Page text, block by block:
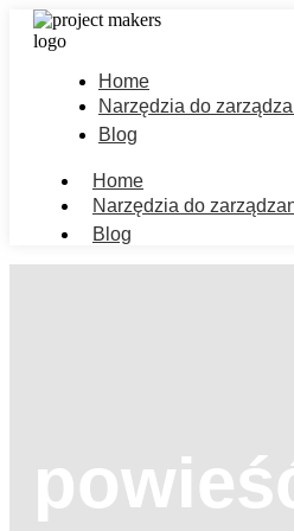
Home
Narzędzia do
Blog
Home
Narzędzia do
Blog